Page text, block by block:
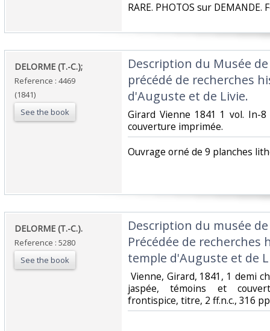
‎RARE. PHOTOS sur
‎DELORME (T.-C.);‎
Reference : 4469
(1841)
See the book
‎Description du Musée de
précédé de recherches
d'Auguste et de Livie. ‎
‎Girard Vienne 1841 1 vol. In-
couverture imprimée.‎
‎Ouvrage orné de 9 planches
‎DELORME (T.-C.).‎
Reference : 5280
See the book
‎Description du musée
Précédée de
temple d'Auguste et de
Vienne, Girard, 1841, 1 demi
jaspée, témoins et
frontispice, titre, 2 ff.n.c., 316